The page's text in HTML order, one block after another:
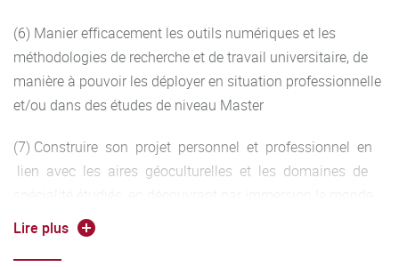
(6) Manier efficacement les outils numériques et les
méthodologies de recherche et de travail universitaire, de
manière à pouvoir les déployer en situation professionnelle
et/ou dans des études de niveau Master
(7) Construire son projet personnel et professionnel en
lien avec les aires géoculturelles et les domaines de
de l’entreprise.
Lire plus